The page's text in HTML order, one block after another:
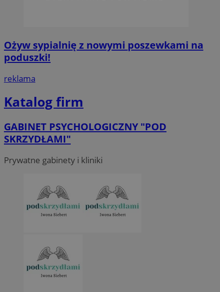
Ożyw sypialnię z nowymi poszewkami na
poduszki!
reklama
Katalog firm
GABINET PSYCHOLOGICZNY "POD
SKRZYDŁAMI"
Prywatne gabinety i kliniki